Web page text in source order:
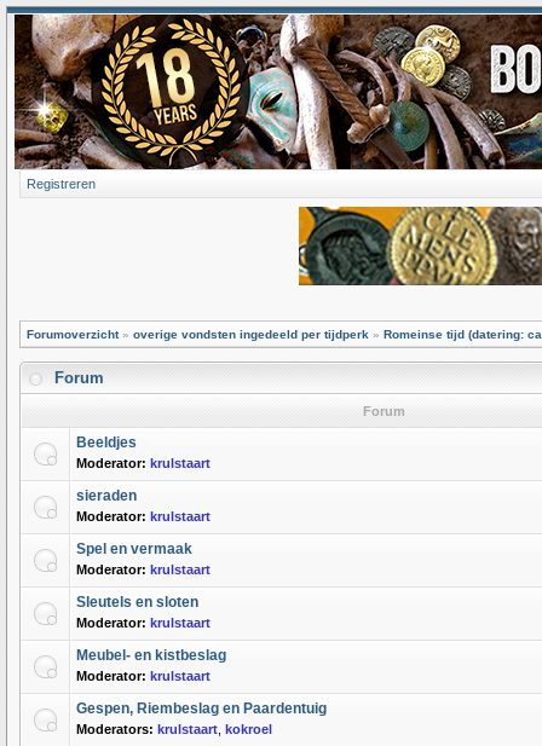
Registreren
Forumoverzicht» overige vondsten ingedeeld per tijdperk » Romeinse tijd (datering:
Forum
Forum
Beeldjes
Moderator: krulstaart
sieraden
Moderator: krulstaart
Spel en vermaak
Moderator: krulstaart
Sleutels en sloten
Moderator: krulstaart
Meubel- en kistbeslag
Moderator: krulstaart
Gespen, Riembeslag en Paardentuig
Moderators: krulstaart kokroel